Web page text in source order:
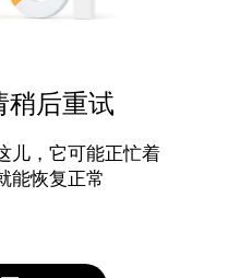
稍后重试
儿，它可能正忙着
能恢复正常